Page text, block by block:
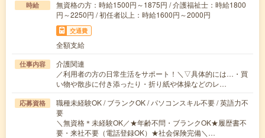
時給
無資格の方：時給1500円～1875円 / 介護福祉士：時給1800
円～2250円 / 初任者以上：時給1600円～2000円
交通費
全額支給
仕事内容
介護関連
／利用者の方の日常生活をサポート！＼▽具体的には…・買
い物や散歩に付き添ったり・折り紙や体操などのレ…
応募資格
職種未経験OK / ブランクOK / パソコンスキル不要 / 英語力不
要
＼無資格＊未経験OK／★年齢不問・ブランクOK★履歴書不
要・来社不要（電話登録OK）★社会保険完備＼…